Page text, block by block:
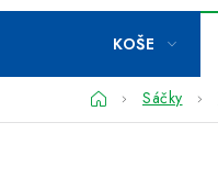
KOŠE
DomůSáčky